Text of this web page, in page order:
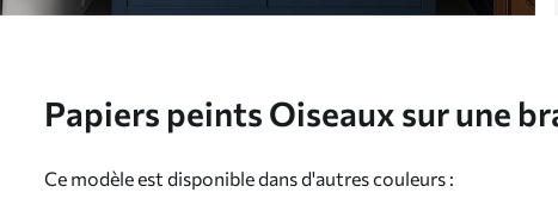
Papiers peints Oiseaux sur une
Ce modèle est disponible dans d'autres couleurs :